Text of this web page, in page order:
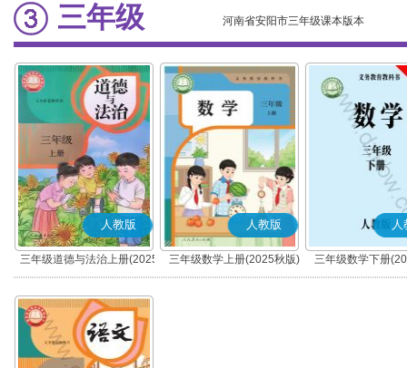
三年级 河南省安阳市三年级课本版本
人教版
三年级道德与法治上册(2025
秋版)(部编版)
人教版
三年级数学上册(2025秋版)
人
三年级数学下册